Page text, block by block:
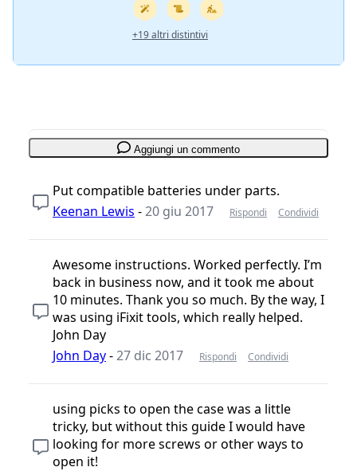
+19 altri distintivi
Aggiungi un commento
Put compatible batteries under parts.
Keenan Lewis -20 giu 2017 Rispondi Condividi
Awesome instructions. Worked perfectly. I’m
back in business now, and it took me about
10 minutes. Thank you so much. By the way, I
was using iFixit tools, which really helped.
John Day
John Day-27 dic 2017 Rispondi Condividi
using picks to open the case was a little
tricky, but without this guide I would have
looking for more screws or other ways to
open it!